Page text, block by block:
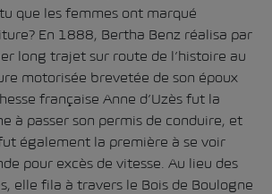
que les femmes ont marqué
En 1888, Bertha Benz réalisa par
long trajet sur route de l’histoire au
motorisée brevetée de son époux
française Anne d’Uzès fut la
à passer son permis de conduire, et
également la première à se voir
pour excès de vitesse. Au lieu des
elle fila à travers le Bois de Boulogne